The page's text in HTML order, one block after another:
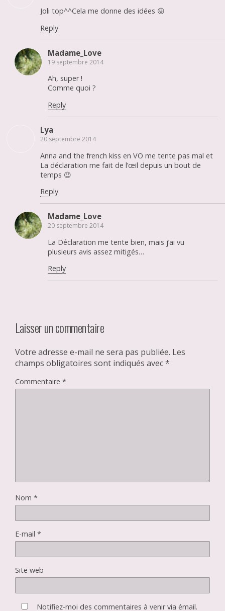
Joli top^^Cela me donne des idées 😛
Reply
Madame_Love
19 septembre 2014
Ah, super !
Comme quoi ?
Reply
Lya
20 septembre 2014
Anna and the french kiss en VO me tente pas mal et
La déclaration me fait de l’œil depuis un bout de
temps 😉
Reply
Madame_Love
20 septembre 2014
La Déclaration me tente bien, mais j’ai vu
plusieurs avis assez mitigés…
Reply
Laisser un commentaire
Votre adresse e-mail ne sera pas publiée. Les
champs obligatoires sont indiqués avec*
Commentaire *
Nom *
E-mail *
Site web
Notifiez-moi des commentaires à venir via émail.